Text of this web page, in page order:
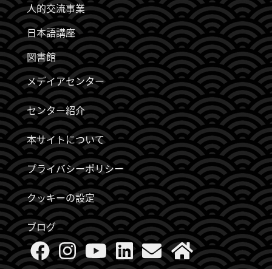
人的交流事業
日本語講座
図書館
メデイアセンター
センター紹介
本サイトについて
プライバシーポリシー
クッキーの設定
ブログ